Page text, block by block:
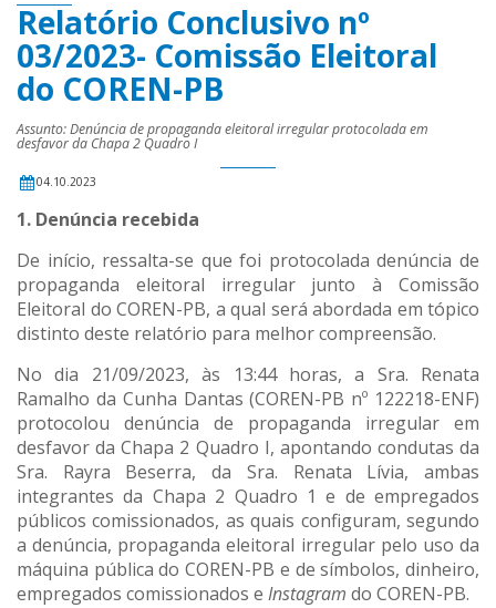
Relatório Conclusivo nº
03/2023- Comissão Eleitoral
do COREN-PB
Assunto: Denúncia de propaganda eleitoral irregular protocolada em
desfavor da Chapa 2 Quadro I
04.10.2023
1. Denúncia recebida
De início, ressalta-se que foi protocolada denúncia de
propaganda eleitoral irregular junto à Comissão
Eleitoral do COREN-PB, a qual será abordada em tópico
distinto deste relatório para melhor compreensão.
No dia 21/09/2023, às 13:44 horas, a Sra. Renata
Ramalho da Cunha Dantas (COREN-PB nº 122218-ENF)
protocolou denúncia de propaganda irregular em
desfavor da Chapa 2 Quadro I, apontando condutas da
Sra. Rayra Beserra, da Sra. Renata Lívia, ambas
integrantes da Chapa 2 Quadro 1 e de empregados
públicos comissionados, as quais configuram, segundo
a denúncia, propaganda eleitoral irregular pelo uso da
máquina pública do COREN-PB e de símbolos, dinheiro,
empregados comissionados e Instagram do COREN-PB.